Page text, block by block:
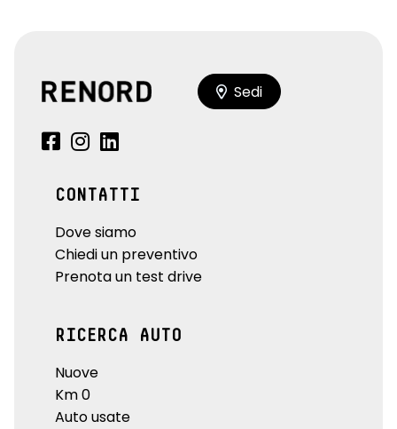
Sedi
CONTATTI
Dove siamo
Chiedi un preventivo
Prenota un test drive
RICERCA AUTO
Nuove
Km 0
Auto usate